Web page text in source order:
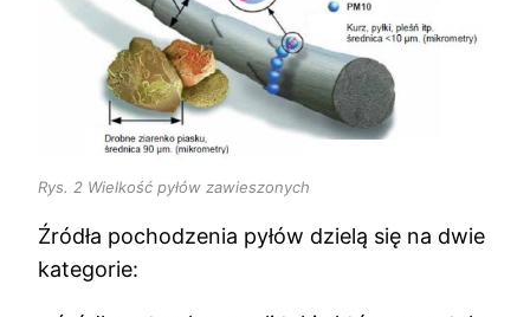
Rys. 2 Wielkość pyłów zawieszonych
Źródła pochodzenia pyłów dzielą się na dwie
kategorie: